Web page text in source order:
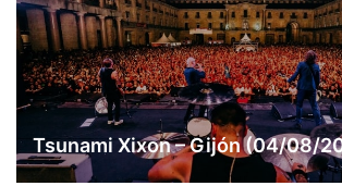
Tsunami Xixon – Gijón (04/08/